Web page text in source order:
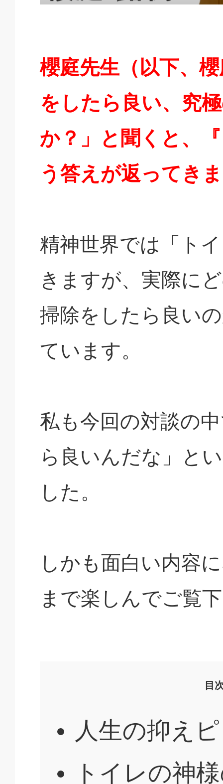
櫻庭先生（以下、
をしたら良い、究
か？」と聞くと、
う答えが返ってき
精神世界では「ト
きますが、実際に
掃除をしたら良い
ています。
私も今回の対談の
ら良いんだな」と
した。
しかも面白い内容
まで楽しんでご覧
目
人生の抑え
トイレの神